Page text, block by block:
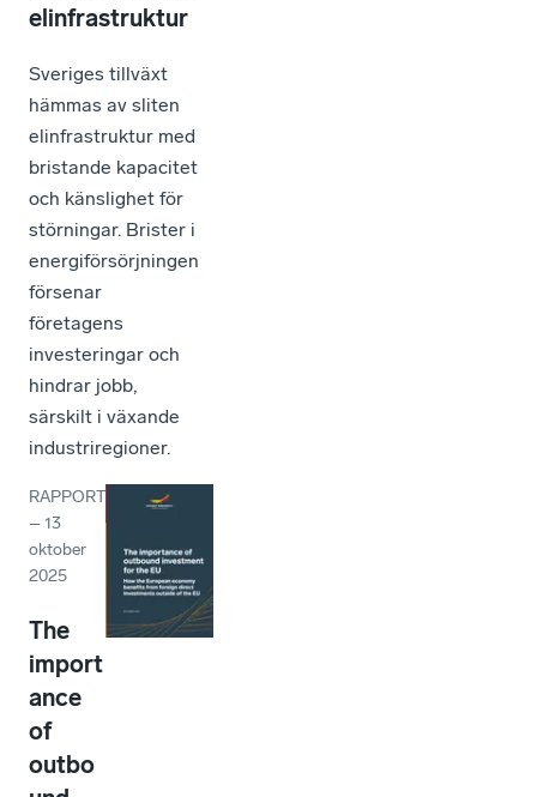
elinfrastruktur
Sveriges tillväxt
hämmas av sliten
elinfrastruktur med
bristande kapacitet
och känslighet för
störningar. Brister i
energiförsörjningen
försenar
företagens
investeringar och
hindrar jobb,
särskilt i växande
industriregioner.
RAPPORT
–13
oktober
2025
The
import
ance
of
outbo